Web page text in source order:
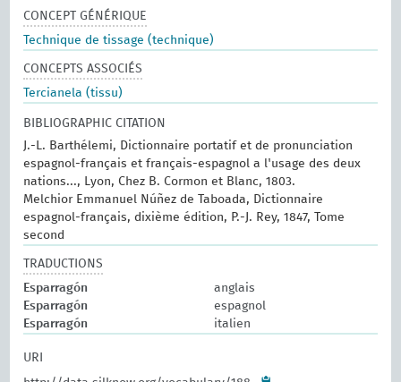
CONCEPT GÉNÉRIQUE
Technique de tissage (technique)
CONCEPTS ASSOCIÉS
Tercianela (tissu)
BIBLIOGRAPHIC CITATION
J.-L. Barthélemi, Dictionnaire portatif et de pronunciation
espagnol-français et français-espagnol a l'usage des deux
nations..., Lyon, Chez B. Cormon et Blanc, 1803.
Melchior Emmanuel Núñez de Taboada, Dictionnaire
espagnol-français, dixième édition, P.-J. Rey, 1847, Tome
second
TRADUCTIONS
Esparragón
anglais
Esparragón
espagnol
Esparragón
italien
URI